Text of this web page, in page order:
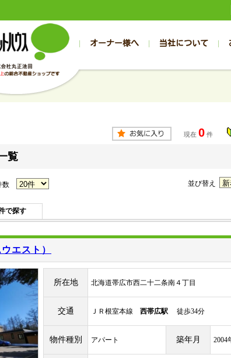
1000万円以下
3000万～4000万円
帯広の賃貸物件一覧
帯広の賃貸マンション
帯広の1R～
帯広の2K～
1000万円以下
3000万～4000万円
旭川の賃貸物件一覧
旭川の賃貸マンション
旭川の1R～
旭川の2K～
オーナー様へ 当社について
お客様の声
入居者様専用（帯広店）
現在 0 件
覧
数 並び替え
で探す
エスト）
所在地 北海道帯広市西二十二条南４丁目
交通 ＪＲ根室本線 西帯広駅 徒歩34分
物件種別 アパート 築年月 2004